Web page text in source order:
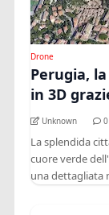
Drone
Perugia,
in 3D
Unknown 0
La splendida
cuore verde
una dettagliata